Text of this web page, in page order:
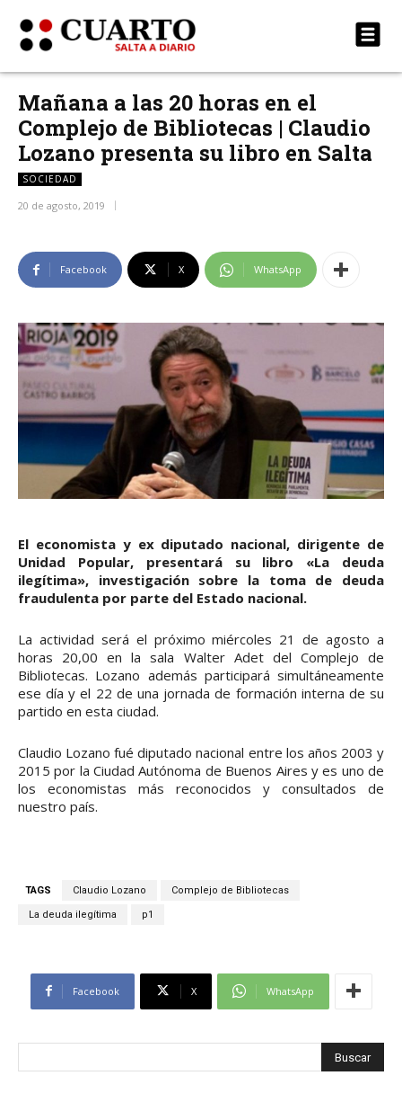
Mañana a las 20 horas en el
Complejo de Bibliotecas | Claudio
Lozano presenta su libro en Salta
SOCIEDAD
20 de agosto, 2019
Facebook X WhatsApp
El economista y ex diputado nacional, dirigente de
Unidad Popular, presentará su libro «La deuda
ilegítima», investigación sobre la toma de deuda
fraudulenta por parte del Estado nacional.
La actividad será el próximo miércoles 21 de agosto a
horas 20,00 en la sala Walter Adet del Complejo de
Bibliotecas. Lozano además participará simultáneamente
ese día y el 22 de una jornada de formación interna de su
partido en esta ciudad.
Claudio Lozano fué diputado nacional entre los años 2003 y
2015 por la Ciudad Autónoma de Buenos Aires y es uno de
los economistas más reconocidos y consultados de
nuestro país.
TAGS Claudio Lozano Complejo de Bibliotecas
La deuda ilegítima p1
Facebook X WhatsApp